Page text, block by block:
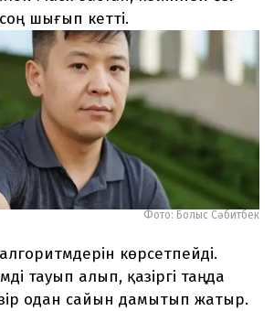
өзіміз жібереміз.
шығып кетті.
Фото: Болыс Сәбитбек
көрсетпейді.
тауып алып, қазіргі таңда
одан сайын дамытып жатыр.